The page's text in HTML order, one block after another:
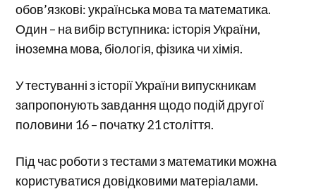
обов’язкові: українська мова та математика.
Один – на вибір вступника: історія України,
іноземна мова, біологія, фізика чи хімія.
У тестуванні з історії України випускникам
запропонують завдання щодо подій другої
половини 16 – початку 21 століття.
Під час роботи з тестами з математики можна
користуватися довідковими матеріалами.